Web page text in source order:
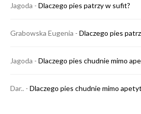
Jagoda - Dlaczego pies patrzy w sufit?
Grabowska Eugenia - Dlaczego pies
Jagoda - Dlaczego pies chudnie mimo
Dar.. - Dlaczego pies chudnie mimo